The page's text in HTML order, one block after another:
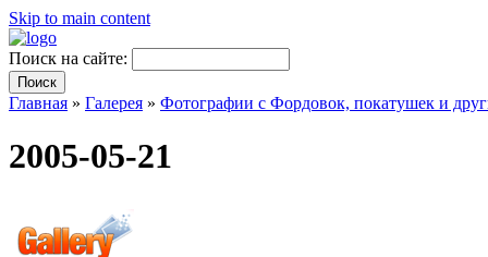
Skip to main content
Поиск на сайте:
Главная » Галерея » Фотографии с Фордовок, покатушек и
2005-05-21